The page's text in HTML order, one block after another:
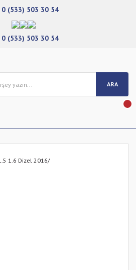
0 (533) 503 30 54
0 (533) 503 30 54
ARA